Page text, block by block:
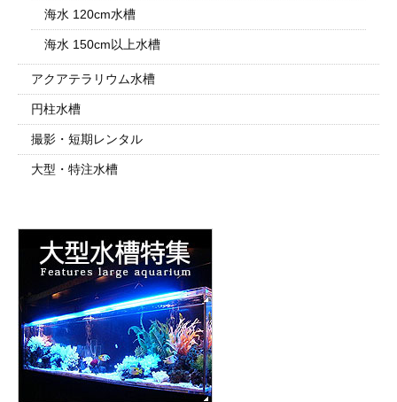
海水 120cm水槽
海水 150cm以上水槽
アクアテラリウム水槽
円柱水槽
撮影・短期レンタル
大型・特注水槽